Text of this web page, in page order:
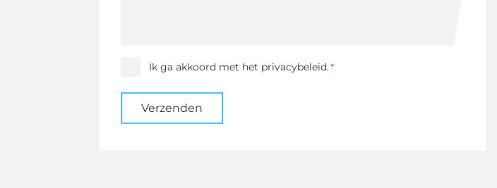
Instemming
Ik ga akkoord met het privacybeleid.*
Verzenden